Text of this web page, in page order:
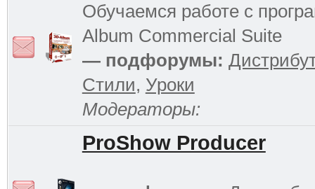
Обучаемся работе с
Album Commercial Suite
— подфорумы:
Стили, Уроки
Модераторы:
ProShow Producer